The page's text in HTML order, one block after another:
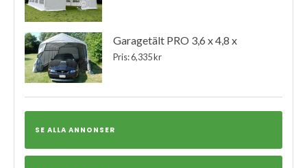
Garagetält PRO 3,6 x 4,8 x
Pris: 6,335 kr
SE ALLA ANNONSER